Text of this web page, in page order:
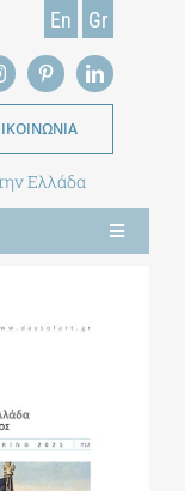
En Gr
Ελλάδα
Toggle
Navigation